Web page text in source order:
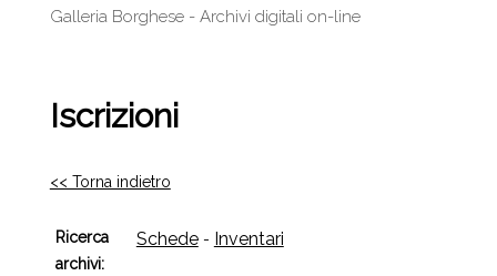
Galleria Borghese - Archivi digitali on-line
Iscrizioni
<< Torna indietro
Ricerca
archivi:
Schede- Inventari